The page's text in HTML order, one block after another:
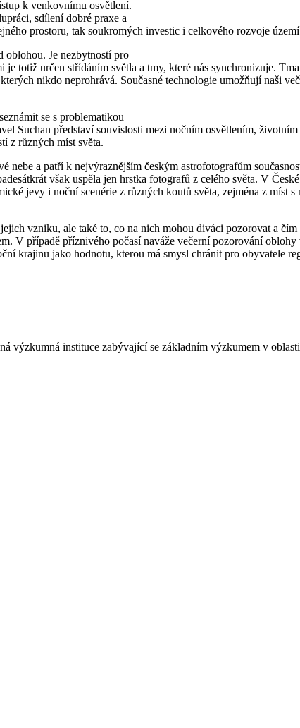
k venkovnímu osvětlení.
sdílení dobré praxe a
prostoru, tak soukromých investic i celkového rozvoje
oblohou. Je nezbytností pro
totiž určen střídáním světla a tmy, které nás synchronizuje.
nikdo neprohrává. Současné technologie umožňují naši
se s problematikou
Suchan představí souvislosti mezi nočním osvětlením,
z různých míst světa.
nebe a patří k nejvýraznějším českým astrofotografům
však uspěla jen hrstka fotografů z celého světa. V
jevy i noční scenérie z různých koutů světa, zejména z
vzniku, ale také to, co na nich mohou diváci pozorovat a
V případě příznivého počasí naváže večerní pozorování
krajinu jako hodnotu, kterou má smysl chránit pro obyvatele
výzkumná instituce zabývající se základním výzkumem v